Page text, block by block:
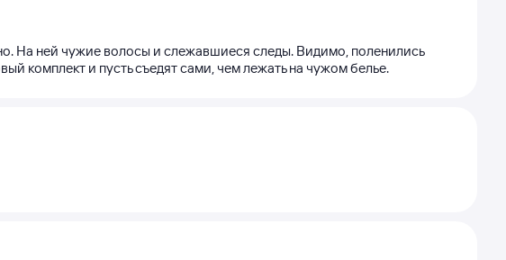
На ней чужие волосы и слежавшиеся следы. Видимо, поленились
комплект и пусть съедят сами, чем лежать на чужом белье.